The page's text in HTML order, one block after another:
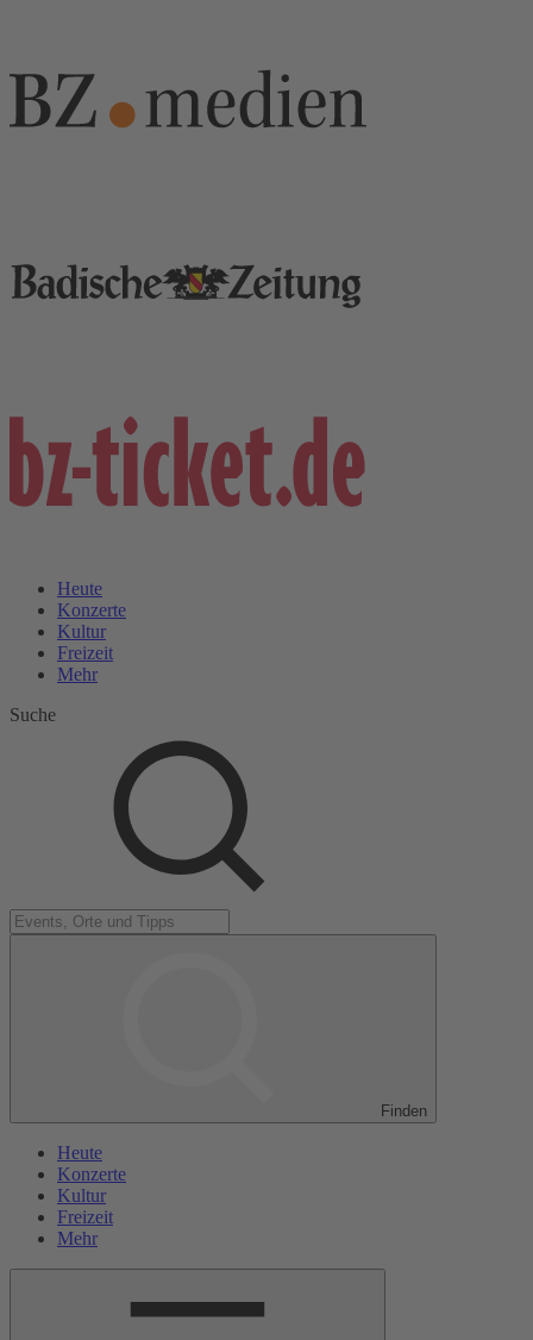
Heute
Konzerte
Kultur
Freizeit
Mehr
Suche
Finden
Heute
Konzerte
Kultur
Freizeit
Mehr